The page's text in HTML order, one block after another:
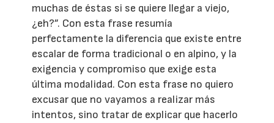
muchas de éstas si se quiere llegar a viejo,
¿eh?”. Con esta frase resumía
perfectamente la diferencia que existe entre
escalar de forma tradicional o en alpino, y la
exigencia y compromiso que exige esta
última modalidad. Con esta frase no quiero
excusar que no vayamos a realizar más
intentos, sino tratar de explicar que hacerlo